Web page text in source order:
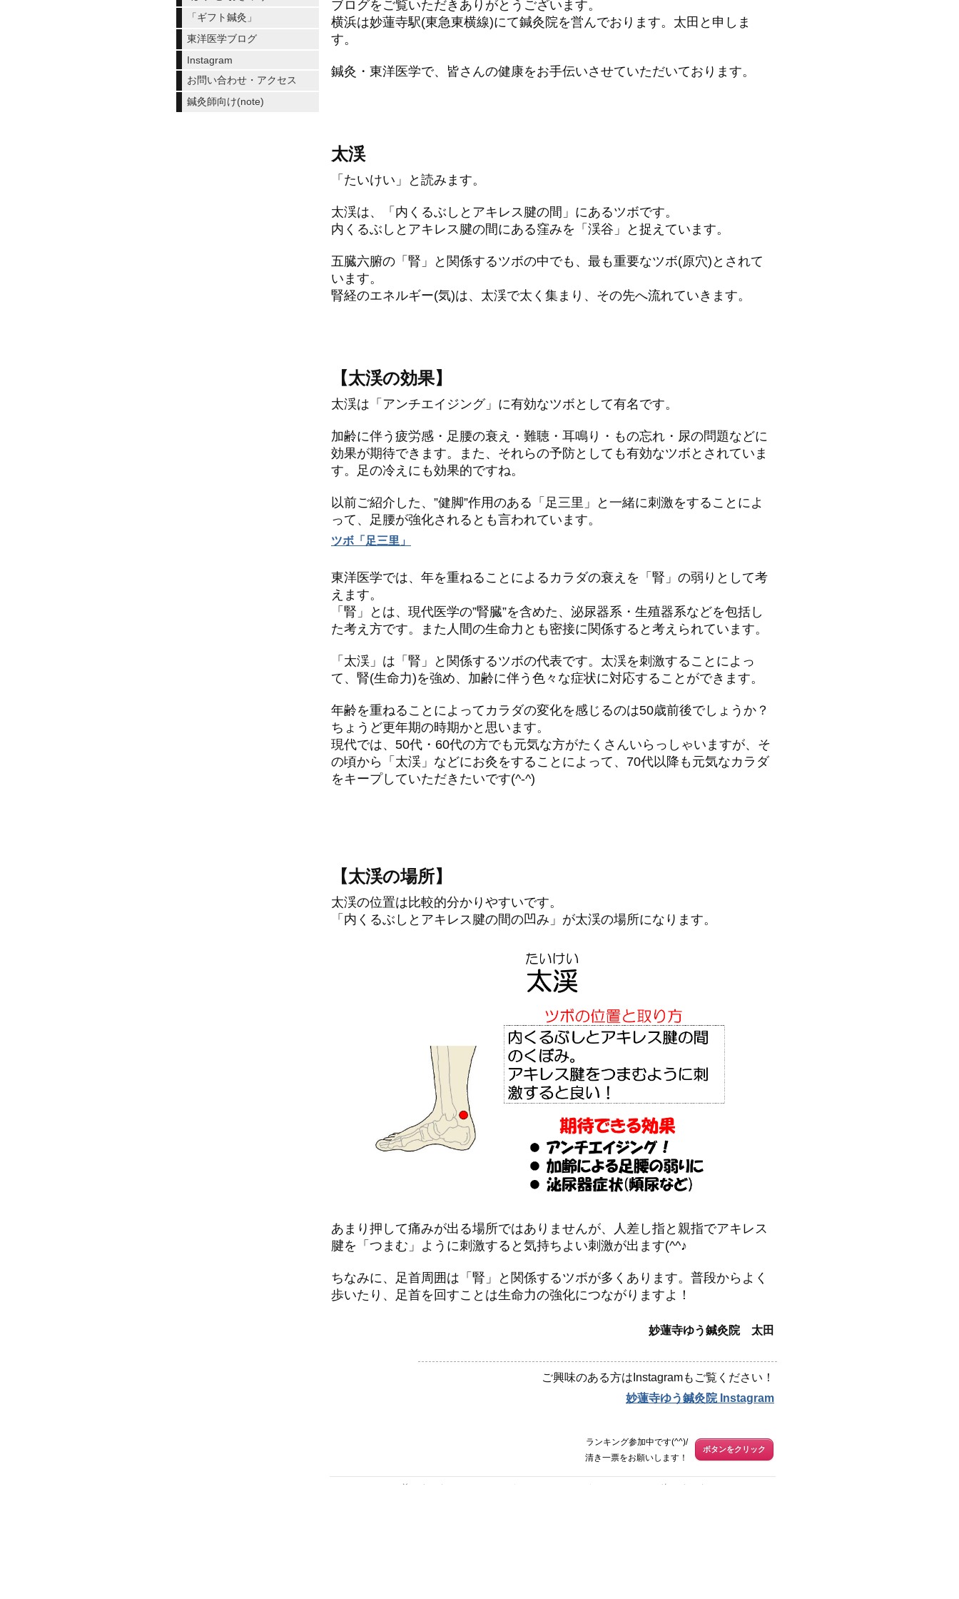
ブログをご覧いただきありがとうございます。
横浜は妙蓮寺駅(東急東横線)にて鍼灸院を営んでおります。太田と申しま
す。
鍼灸・東洋医学で、皆さんの健康をお手伝いさせていただいております。
太渓
「たいけい」と読みます。
太渓は、「内くるぶしとアキレス腱の間」にあるツボです。
内くるぶしとアキレス腱の間にある窪みを「渓谷」と捉えています。
五臓六腑の「腎」と関係するツボの中でも、最も重要なツボ(原穴)とされて
います。
腎経のエネルギー(気)は、太渓で太く集まり、その先へ流れていきます。
【太渓の効果】
太渓は「アンチエイジング」に有効なツボとして有名です。
加齢に伴う疲労感・足腰の衰え・難聴・耳鳴り・もの忘れ・尿の問題などに
効果が期待できます。また、それらの予防としても有効なツボとされていま
す。足の冷えにも効果的ですね。
以前ご紹介した、”健脚”作用のある「足三里」と一緒に刺激をすることによ
って、足腰が強化されるとも言われています。
ツボ「足三里」
東洋医学では、年を重ねることによるカラダの衰えを「腎」の弱りとして考
えます。
「腎」とは、現代医学の”腎臓”を含めた、泌尿器系・生殖器系などを包括し
た考え方です。また人間の生命力とも密接に関係すると考えられています。
「太渓」は「腎」と関係するツボの代表です。太渓を刺激することによっ
て、腎(生命力)を強め、加齢に伴う色々な症状に対応することができます。
年齢を重ねることによってカラダの変化を感じるのは50歳前後でしょうか？
ちょうど更年期の時期かと思います。
現代では、50代・60代の方でも元気な方がたくさんいらっしゃいますが、そ
の頃から「太渓」などにお灸をすることによって、70代以降も元気なカラダ
をキープしていただきたいです(^-^)
【太渓の場所】
太渓の位置は比較的分かりやすいです。
「内くるぶしとアキレス腱の間の凹み」が太渓の場所になります。
あまり押して痛みが出る場所ではありませんが、人差し指と親指でアキレス
腱を「つまむ」ように刺激すると気持ちよい刺激が出ます(^^♪
ちなみに、足首周囲は「腎」と関係するツボが多くあります。普段からよく
歩いたり、足首を回すことは生命力の強化につながりますよ！
妙蓮寺ゆう鍼灸院 太田
ご興味のある方はInstagramもご覧ください！
妙蓮寺ゆう鍼灸院 Instagram
ランキング参加中です(^^)/
清き一票をお願いします！
ボタンをクリック
前のページ 次のページ
「ギフト鍼灸」
東洋医学ブログ
Instagram
お問い合わせ・アクセス
鍼灸師向け(note)